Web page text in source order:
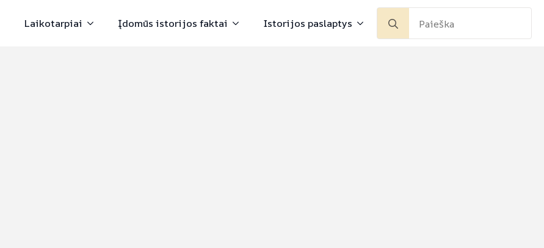
Laikotarpiai Įdomūs istorijos faktai Istorijos paslaptys
for: